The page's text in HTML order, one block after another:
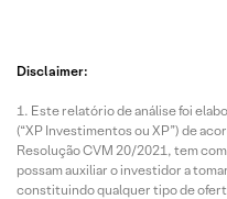
Disclaimer:
Este relatório de análise foi
(“XP Investimentos ou XP”) de
Resolução CVM 20/2021, tem
possam auxiliar o investidor a
constituindo qualquer tipo de